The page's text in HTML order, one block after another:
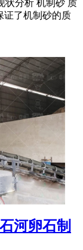
状分析 机制砂 质
证了机制砂的质
河卵石制